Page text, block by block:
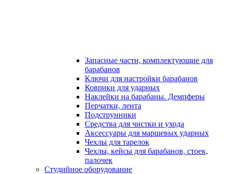
Запасные части, комплектующие для
барабанов
Ключи для настройки барабанов
Коврики для ударных
Наклейки на барабаны. Демпферы
Перчатки, лента
Подструнники
Средства для чистки и ухода
Аксессуары для маршевых ударных
Чехлы для тарелок
Чехлы, кейсы для барабанов, стоек,
палочек
Студийное оборудование